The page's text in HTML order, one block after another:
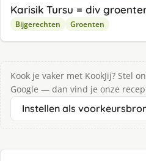
Karisik Tursu = div
Bijgerechten Groenten
Kook je vaker met KookJij? Stel
Google — dan vind je onze
Instellen als